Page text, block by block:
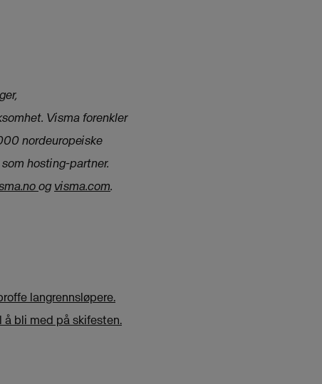
Visma forenkler
nordeuropeiske
hosting-partner.
og visma.com.
langrennsløpere.
å bli med på skifesten.